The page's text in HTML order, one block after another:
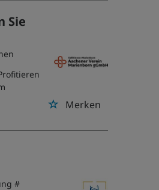
Sie
Merken
#